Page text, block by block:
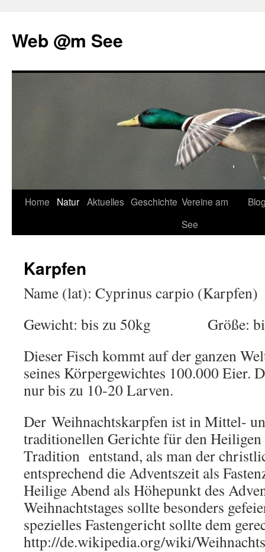
Web @m See
Zum
Home Natur Aktuelles Geschichte Vereine am
See
Karpfen
Name (lat): Cyprinus carpio (Karpfen)
Gewicht: bis zu 50kg Größe: bis
Dieser Fisch kommt auf der ganzen
seines Körpergewichtes 100.000 Eier.
nur bis zu 10-20 Larven.
Der Weihnachtskarpfen ist in Mittel-
traditionellen Gerichte für den Heiligen
Tradition entstand, als man der
entsprechend die Adventszeit als
Heilige Abend als Höhepunkt des
Weihnachtstages sollte besonders
spezielles Fastengericht sollte dem
http://de.wikipedia.org/wiki/